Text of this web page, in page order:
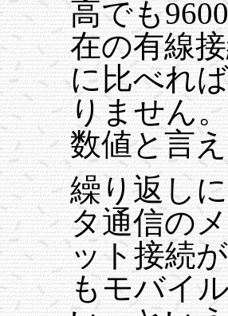
高でも
在の有線
に比べれ
りません
数値と言
繰り返し
タ通信の
ット接続
もモバイ